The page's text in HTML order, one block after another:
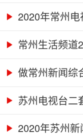
2020年常州
常州生活频道
做常州新闻综
钱...苏州电视台二
2020年苏州